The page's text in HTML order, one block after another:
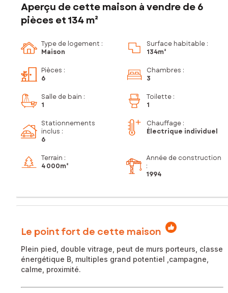
Aperçu de cette maison à vendre de 6
pièces et 134 m²
Type de logement :
Maison
Surface habitable :
134m²
Pièces :
6
Chambres :
3
Salle de bain :
1
Toilette :
1
Stationnements
inclus :
6
Chauffage :
Électrique individuel
Terrain :
4 000m²
Année de construction
:
1994
Le point fort de cette maison
Plein pied, double vitrage, peut de murs porteurs, classe
énergétique B, multiples grand potentiel ,campagne,
calme, proximité.